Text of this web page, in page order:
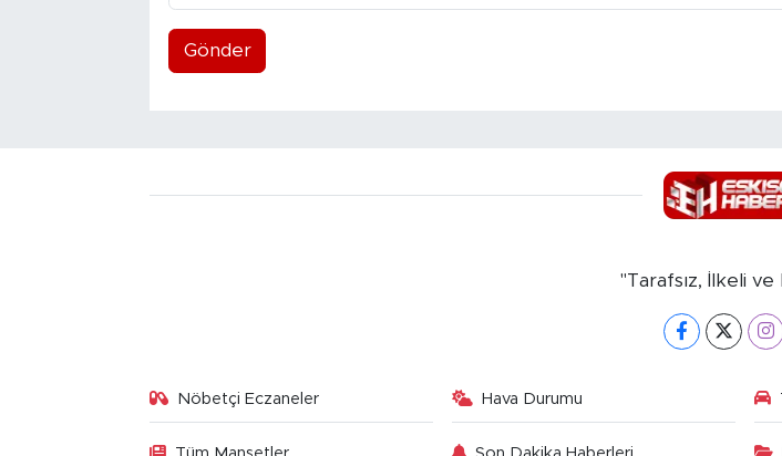
Gönder
"Tarafsız, İlkeli ve
Nöbetçi Eczaneler Hava Durumu
Tüm Manşetler Son Dakika Haberleri